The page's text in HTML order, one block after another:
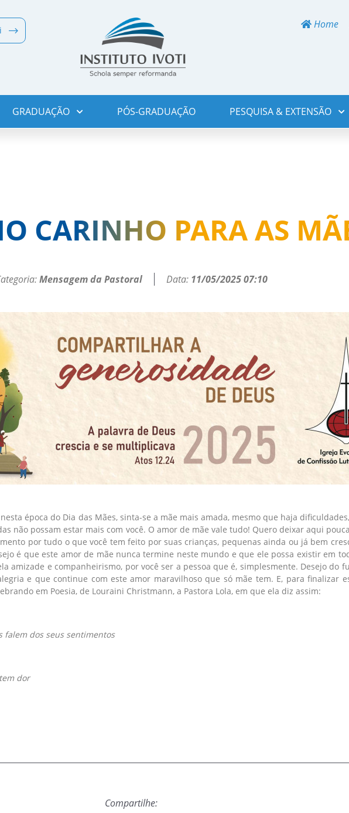
Home
GRADUAÇÃO PÓS-GRADUAÇÃO PESQUISA & EXTENSÃO
CARINHO PARA AS
Mensagem da Pastoral Data: 11/05/2025 07:10
época do Dia das Mães, sinta-se a mãe mais amada, mesmo que haja
não possam estar mais com você. O amor de mãe vale tudo! Quero deixar aqui
por tudo o que você tem feito por suas crianças, pequenas ainda ou já bem
é que este amor de mãe nunca termine neste mundo e que ele possa existir em
amizade e companheirismo, por você ser a pessoa que é, simplesmente. Desejo do
e que continue com este amor maravilhoso que só mãe tem. E, para finalizar
em Poesia, de Louraini Christmann, a Pastora Lola, em que ela diz assim:
falem dos seus sentimentos
dor
Compartilhe: